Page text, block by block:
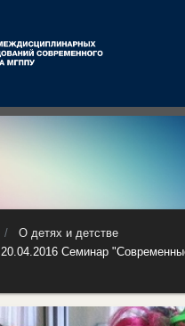
О детях и детстве
20.04.2016 Семинар